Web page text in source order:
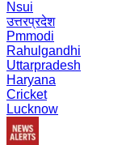
Nsui
उत्तरप्रदेश
Pmmodi
Rahulgandhi
Uttarpradesh
Haryana
Cricket
Lucknow